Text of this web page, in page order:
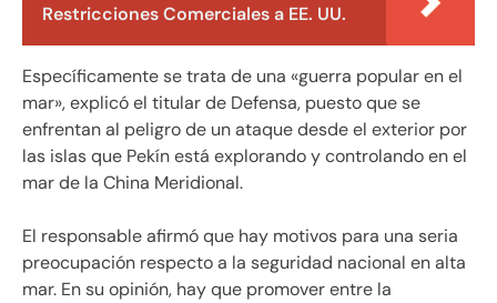
Restricciones Comerciales a EE. UU.
Específicamente se trata de una «guerra popular en el
mar», explicó el titular de Defensa, puesto que se
enfrentan al peligro de un ataque desde el exterior por
las islas que Pekín está explorando y controlando en el
mar de la China Meridional.
El responsable afirmó que hay motivos para una seria
preocupación respecto a la seguridad nacional en alta
mar. En su opinión, hay que promover entre la